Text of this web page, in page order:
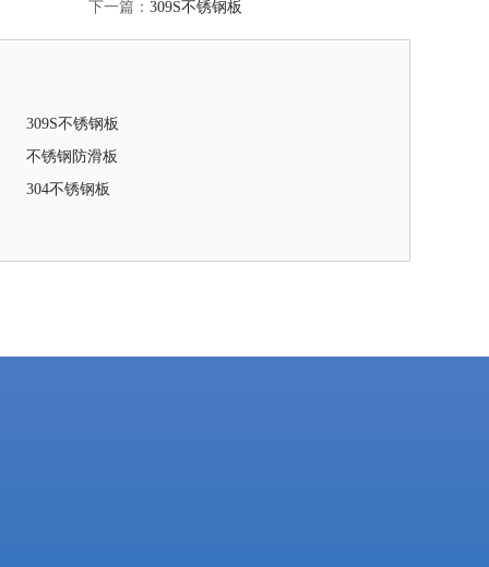
下一篇： 309S不锈钢板
309S不锈钢板
不锈钢防滑板
304不锈钢板